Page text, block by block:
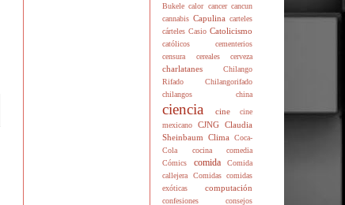
Bukele calor cancer cancun
cannabis Capulina carteles
cárteles Casio Catolicismo
católicos
cementerios
censura
cereales cerveza
charlatanes
Chilango
Rifado
Chilangorifado
chilangos
china
ciencia cine
cine
mexicano
CJNG Claudia
Sheinbaum Clima
Coca-
Cola
cocina
comedia
Cómics
comida
Comida
callejera
Comidas comidas
exóticas
computación
confesiones consejos